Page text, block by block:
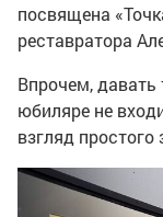
посвящена
реставратора
Впрочем, давать
юбиляре не
взгляд